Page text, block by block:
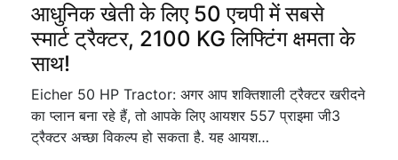
आधुनिक खेती के लिए 50 एचपी में सबसे
स्मार्ट ट्रैक्टर, 2100 KG लिफ्टिंग क्षमता के
साथ!
Eicher 50 HP Tractor: अगर आप शक्तिशाली ट्रैक्टर खरीदने
का प्लान बना रहे हैं, तो आपके लिए आयशर 557 प्राइमा जी3
ट्रैक्टर अच्छा विकल्प हो सकता है. यह आयश…